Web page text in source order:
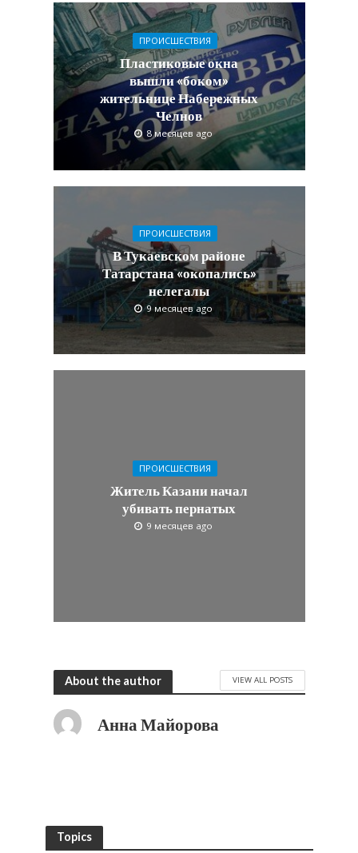
ПРОИСШЕСТВИЯ
Пластиковые окна
вышли «боком»
жительнице Набережных
Челнов
8 месяцев ago
ПРОИСШЕСТВИЯ
В Тукаевском районе
Татарстана «окопались»
нелегалы
9 месяцев ago
ПРОИСШЕСТВИЯ
Житель Казани начал
убивать пернатых
9 месяцев ago
About the author VIEW ALL POSTS
Анна Майорова
Topics